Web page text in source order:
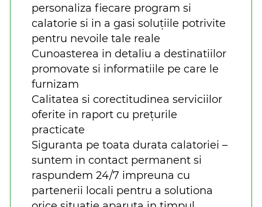
personaliza fiecare program si
calatorie si in a gasi soluțiile potrivite
pentru nevoile tale reale
Cunoasterea in detaliu a destinatiilor
promovate si informatiile pe care le
furnizam
Calitatea si corectitudinea serviciilor
oferite in raport cu prețurile
practicate
Siguranta pe toata durata calatoriei –
suntem in contact permanent si
raspundem 24/7 impreuna cu
partenerii locali pentru a solutiona